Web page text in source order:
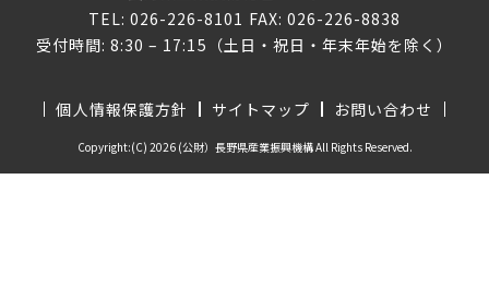
TEL: 026-226-8101 FAX: 026-226-8838
受付時間: 8:30 – 17:15（土日・祝日・年末年始を除く）
個人情報保護方針 サイトマップ お問い合わせ
Copyright:(C) 2026 (公財）長野県産業振興機構 All Rights Reserved.